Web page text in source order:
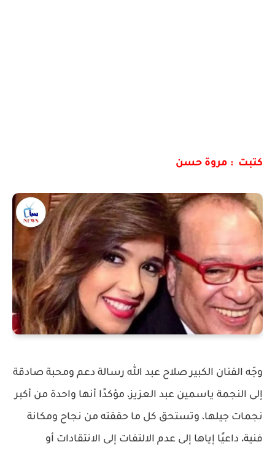
كتبت : مروة حسن
وجّه الفنان الكبير صلاح عبد الله رسالة دعم ومحبة صادقة
إلى النجمة ياسمين عبد العزيز، مؤكدًا أنها واحدة من أكبر
نجمات جيلها، وتستحق كل ما حققته من نجاح ومكانة
فنية، داعيًا إياها إلى عدم الالتفات إلى الانتقادات أو